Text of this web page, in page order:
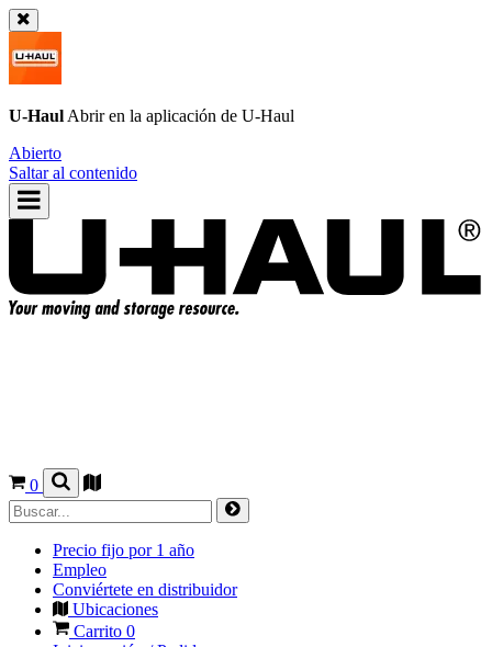
U-Haul Abrir en la aplicación de U-Haul
Abierto
Saltar al contenido
0
Precio fijo por 1 año
Empleo
Conviértete en distribuidor
Ubicaciones
Carrito 0